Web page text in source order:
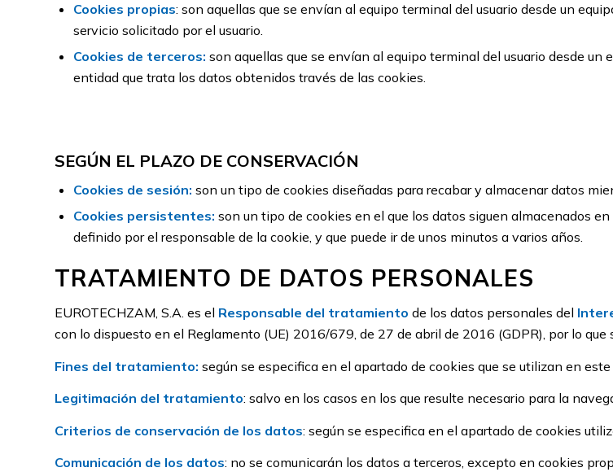
Cookies propias: son aquellas que se envían al equipo terminal del usuario desde un
servicio solicitado por el usuario.
Cookies de terceros: son aquellas que se envían al equipo terminal del usuario desde
entidad que trata los datos obtenidos través de las cookies.
SEGÚN EL PLAZO DE CONSERVACIÓN
Cookies de sesión: son un tipo de cookies diseñadas para recabar y almacenar datos
Cookies persistentes: son un tipo de cookies en el que los datos siguen almacenados
definido por el responsable de la cookie, y que puede ir de unos minutos a varios años.
TRATAMIENTO DE DATOS PERSONALES
EUROTECHZAM, S.A. es el Responsable del tratamiento de los datos personales del
con lo dispuesto en el Reglamento (UE) 2016/679, de 27 de abril de 2016 (GDPR), por lo
Fines del tratamiento: según se especifica en el apartado de cookies que se utilizan en
Legitimación del tratamiento: salvo en los casos en los que resulte necesario para la
Criterios de conservación de los datos: según se especifica en el apartado de cookies
Comunicación de los datos: no se comunicarán los datos a terceros, excepto en cookies